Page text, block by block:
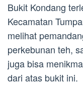
Bukit Kondang
Kecamatan
melihat
perkebunan teh,
juga bisa
dari atas bukit ini.